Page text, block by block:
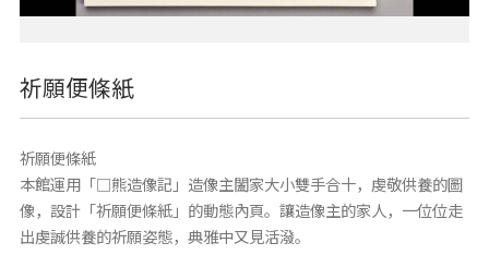
祈願便條紙
祈願便條紙
本館運用「□熊造像記」造像主闔家大小雙手合十，虔敬供養的圖
像，設計「祈願便條紙」的動態內頁。讓造像主的家人，一位位走
出虔誠供養的祈願姿態，典雅中又見活潑。